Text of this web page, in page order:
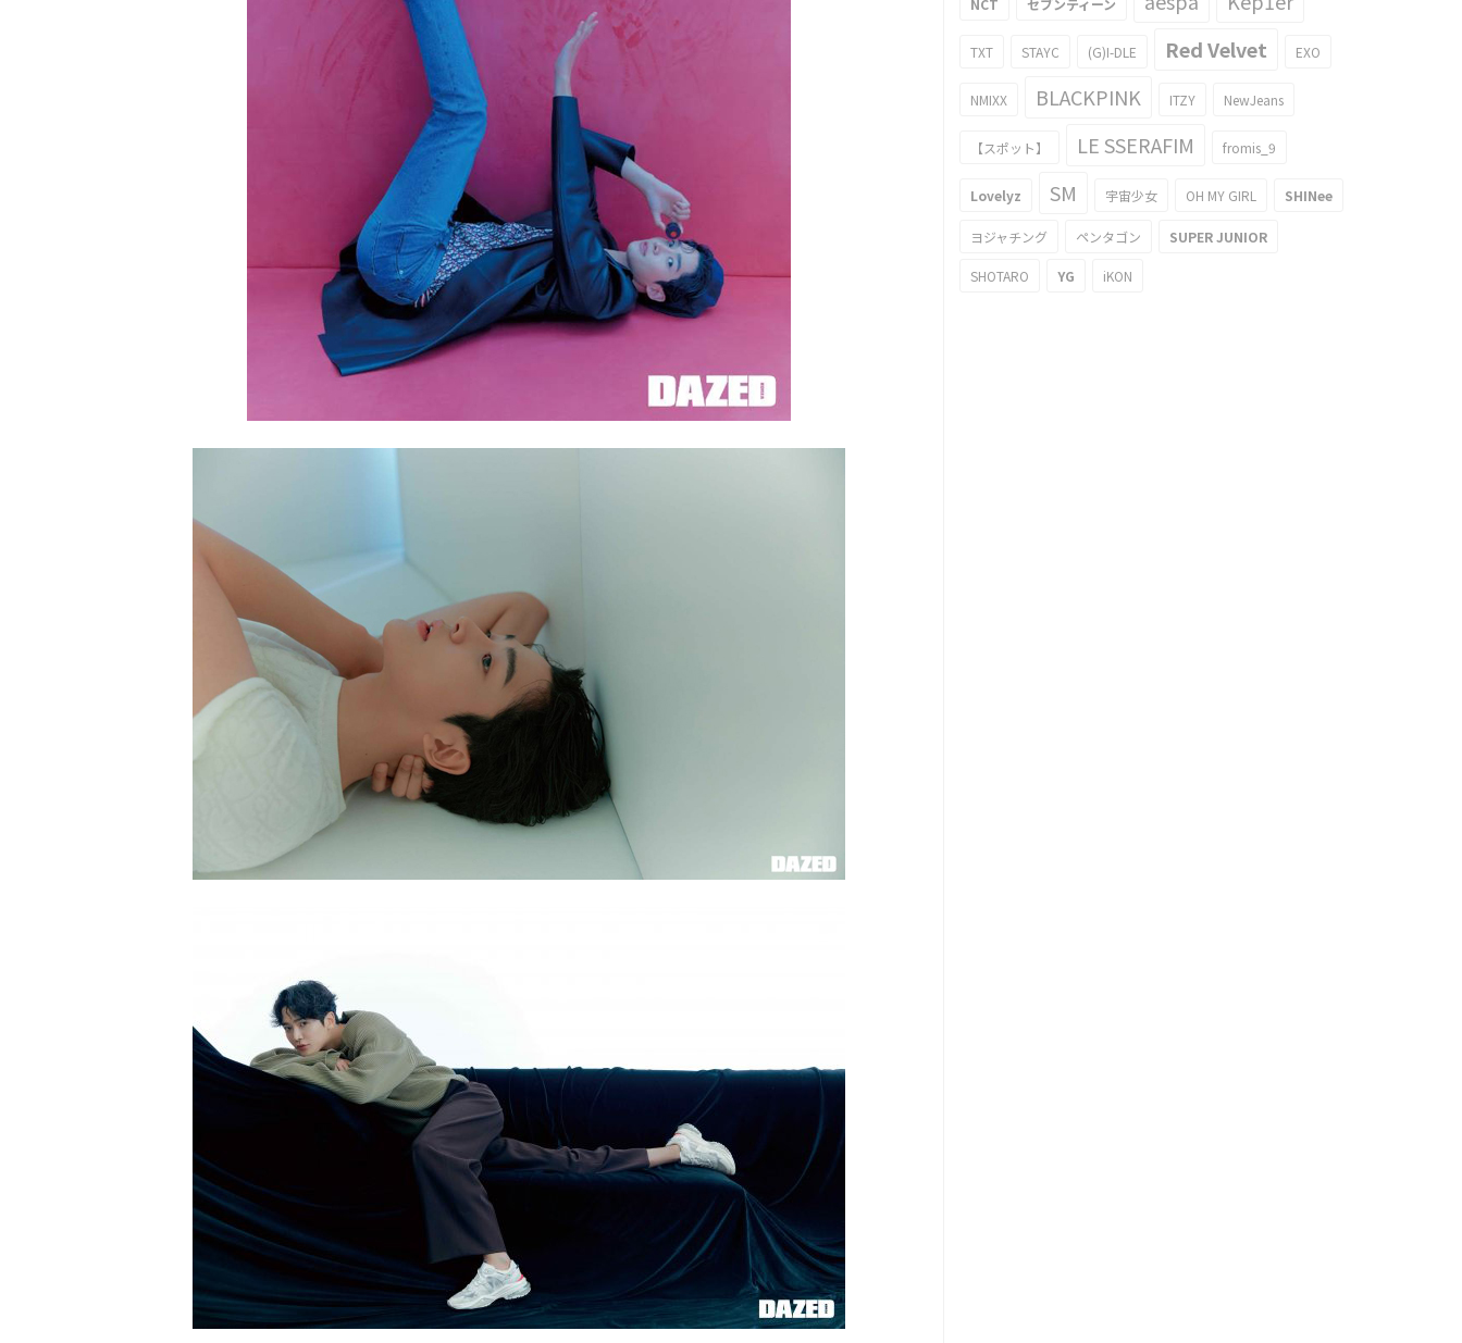
NCT セブンティーン
TXT STAYC (G)I-DLE Red Velvet EXO
NMIXX BLACKPINK ITZY NewJeans
【スポット】 LE SSERAFIM fromis_9
Lovelyz SM 宇宙少女 OH MY GIRL SHINee
ヨジャチング ペンタゴン SUPER JUNIOR
SHOTARO YG iKON